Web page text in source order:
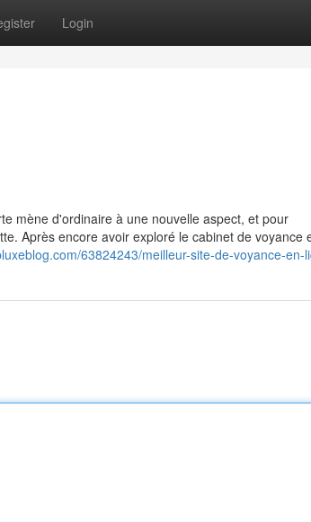
Login
mène d'ordinaire à une nouvelle aspect, et pour
Après encore avoir exploré le cabinet de voyance
63824243/meilleur-site-de-voyance-en-